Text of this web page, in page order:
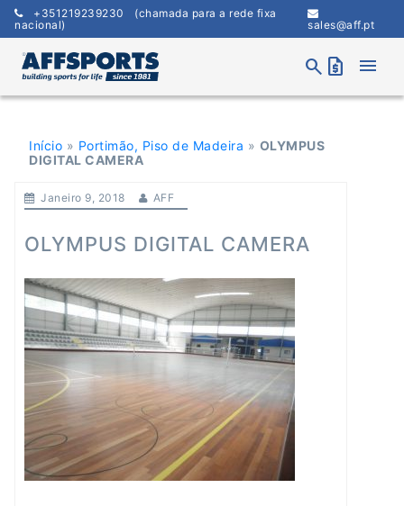
Skip
content
+351219239230 (chamada para a rede fixa
nacional)
sales@aff.pt
search request_quote menu
Início » Portimão, Piso de Madeira » OLYMPUS
DIGITAL CAMERA
Janeiro 9, 2018 AFF
OLYMPUS DIGITAL CAMERA